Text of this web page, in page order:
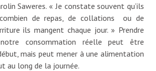
Saweres. « Je constate souvent qu’ils
de repas, de collations ou de
ils mangent chaque jour. » Prendre
consommation réelle peut être
mais peut mener à une alimentation
au long de la journée.